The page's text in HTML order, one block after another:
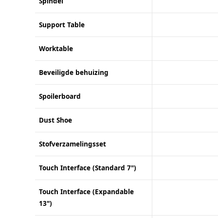
Support Table
Worktable
Beveiligde behuizing
Spoilerboard
Dust Shoe
Stofverzamelingsset
Touch Interface (Standard 7")
Touch Interface (Expandable
13")